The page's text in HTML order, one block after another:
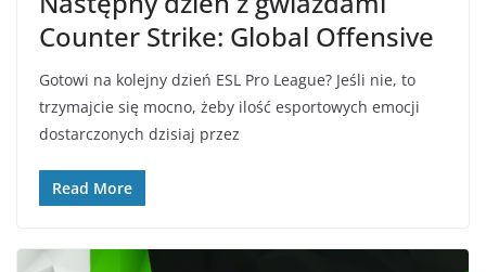
Counter Strike: Global Offensive
Gotowi na kolejny dzień ESL Pro League? Jeśli nie, to
trzymajcie się mocno, żeby ilość esportowych emocji
dostarczonych dzisiaj przez
Read More